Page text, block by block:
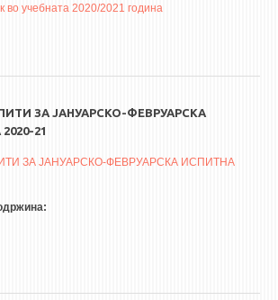
во учебната 2020/2021 година
ЗА ЈАНУАРСКО-ФЕВРУАРСКА
21
ЗА ЈАНУАРСКО-ФЕВРУАРСКА ИСПИТНА